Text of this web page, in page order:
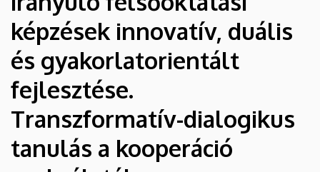
képzések
innovatív,
duális
és
gyakorlatorientált
fejlesztése.
képzések innovatív, duális
és gyakorlatorientált
fejlesztése.
Transzformatív-dialogikus
tanulás a kooperáció